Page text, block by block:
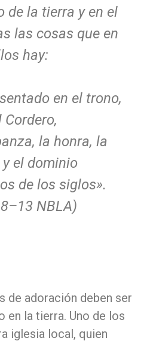
de la tierra y en el
las cosas que en
hay:
en el trono,
Cordero,
la honra, la
el dominio
de los siglos».
NBLA)
de adoración deben ser
en la tierra. Uno de los
iglesia local, quien